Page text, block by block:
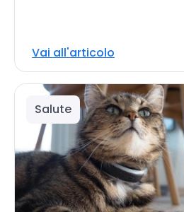
Vai all'articolo
Salute